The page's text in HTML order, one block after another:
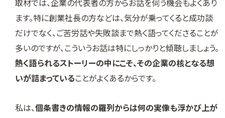
取材では、企業の代表者の方からお話を伺う機会もよくあり
ます。特に創業社長の方などは、気分が乗ってくると成功談
だけでなく、ご苦労話や失敗談まで熱く語ってくださることが
多いのですが、こういうお話は特にしっかりと傾聴しましょう。
熱く語られるストーリーの中にこそ、その企業の核となる想
いが詰まっていることがよくあるからです。
私は、個条書きの情報の羅列からは何の実像も浮かび上が